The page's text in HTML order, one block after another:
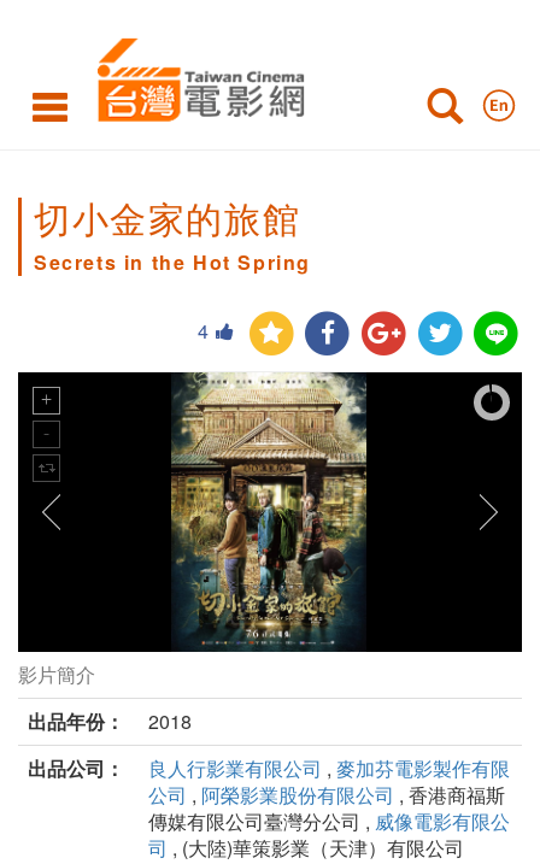
切小金家的旅館
Secrets in the Hot Spring
4
切小金家的旅館劇照
影片簡介
出品年份：
2018
出品公司：
良人行影業有限公司 , 麥加芬電影製作有限
公司 , 阿榮影業股份有限公司 , 香港商福斯
傳媒有限公司臺灣分公司 , 威像電影有限公
司 , (大陸)華策影業（天津）有限公司